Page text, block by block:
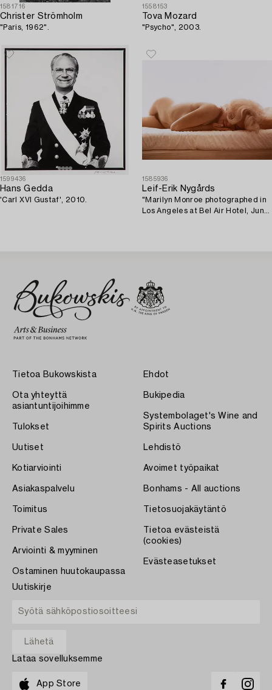
1581716
Christer Strömholm
"Paris, 1962".
1558153
Tova Mozard
"Psycho", 2003.
1599436
Hans Gedda
'Carl XVI Gustaf', 2010.
1585936
Leif-Erik Nygårds
"Marilyn Monroe photographed in
Los Angeles at Bel Air Hotel, June
Tietoa Bukowskista
Ota yhteyttä
asiantuntijoihimme
Tulokset
Uutiset
Kotiarviointi
Asiakaspalvelu
Toimitus
Private Sales
Arviointi & myyminen
Ostaminen huutokaupassa
Ehdot
Bukipedia
Systembolaget's Wine and
Spirits Auctions
Lehdistö
Avoimet työpaikat
Bonhams - All auctions
Tietosuojakäytäntö
Tietoa evästeistä
(cookies)
Evästeasetukset
Uutiskirje
Lataa sovelluksemme
App Store